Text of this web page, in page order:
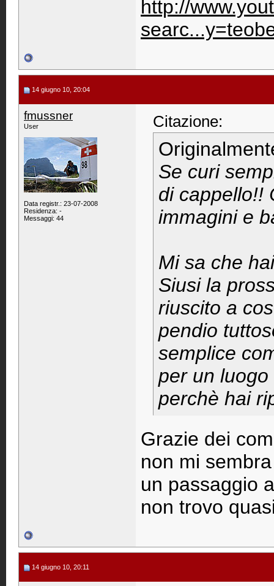
http://
14 giugno 10, 20:04
fmussner
User
Data registr.: 23-07-2008
Residenza: -
Messaggi: 44
Citazione:
Se curi
di cappello!!
immagini e
Mi sa che
Siusi la
riuscito a
pendio
semplice
per un
perchè hai
Grazie dei
non mi
un passaggio
non trovo
14 giugno 10, 20:11